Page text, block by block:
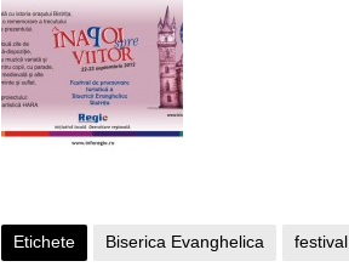
Etichete Biserica Evanghelica festival